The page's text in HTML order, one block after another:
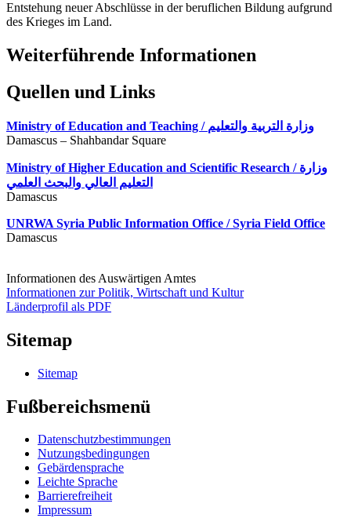
Entstehung neuer Abschlüsse in der beruflichen Bildung aufgrund
des Krieges im Land.
Weiterführende Informationen
Quellen und Links
Ministry of Education and Teaching / وزارة التربية والتعليم
Damascus – Shahbandar Square
Ministry of Higher Education and Scientific Research / وزارة
التعليم العالي والبحث العلمي
Damascus
UNRWA Syria Public Information Office / Syria Field Office
Damascus
Informationen des Auswärtigen Amtes
Informationen zur Politik, Wirtschaft und Kultur
Länderprofil als PDF
Sitemap
Sitemap
Fußbereichsmenü
Datenschutzbestimmungen
Nutzungsbedingungen
Gebärdensprache
Leichte Sprache
Barrierefreiheit
Impressum